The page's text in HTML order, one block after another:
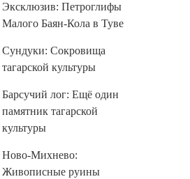
Эксклюзив: Петроглифы
Малого Баян-Кола в Туве
Сундуки: Сокровища
тагарской культуры
Барсучий лог: Ещё один
памятник тагарской
культуры
Ново-Михнево:
Живописные руины